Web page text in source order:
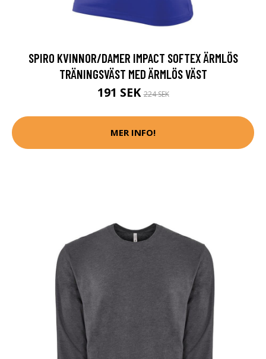
SPIRO KVINNOR/DAMER IMPACT SOFTEX ÄRMLÖS
TRÄNINGSVÄST MED ÄRMLÖS VÄST
191 SEK224 SEK
MER INFO!